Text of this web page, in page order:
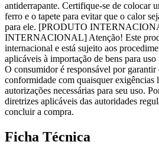
antiderrapante. Certifique-se de colocar
ferro e o tapete para evitar que o calor
para ele. [PRODUTO
INTERNACIONAL] Atenção! Este
internacional e está sujeito aos
aplicáveis à importação de bens para
O consumidor é responsável por garantir
conformidade com quaisquer exigências
autorizações necessárias para seu uso.
diretrizes aplicáveis das autoridades
concluir a compra.
Ficha Técnica